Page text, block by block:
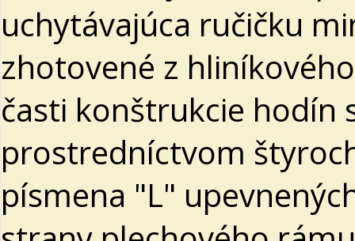
uchytávajúca ručičku
zhotovené z
časti konštrukcie hodín
prostredníctvom
písmena "L"